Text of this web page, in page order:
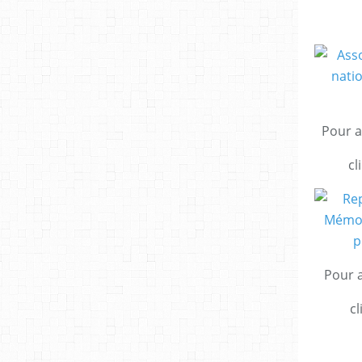
Pour
Pour